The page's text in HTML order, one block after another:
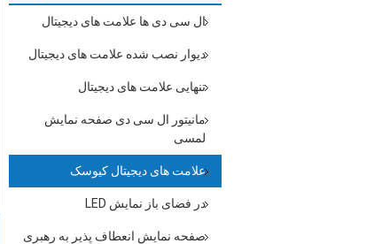
ال سی دی ها علامت های دیجیتال
دیوار نصب شده علامت های دیجیتال
تنهایی علامت های دیجیتال
مانیتور ال سی دی صفحه نمایش
لمسی
علامت های دیجیتال کیوسک
در فضای باز نمایش LED
صفحه نمایش انعطاف پذیر به رهبری